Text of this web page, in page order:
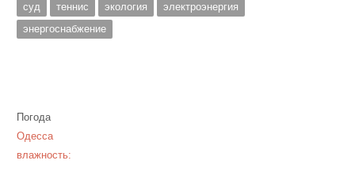
суд
теннис экология
электроэнергия
энергоснабжение
Погода
Одесса
влажность: